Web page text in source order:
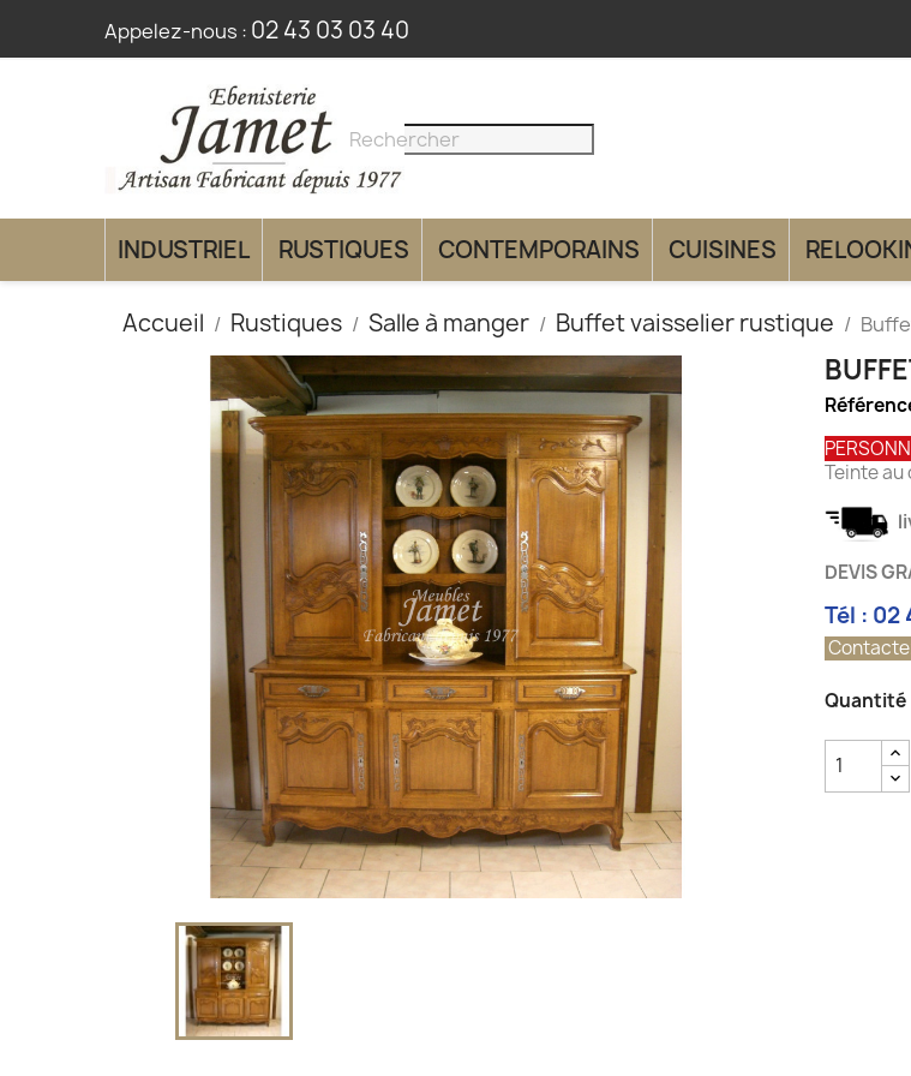
Appelez-nous : 02 43 03 03 40
clear
INDUSTRIEL RUSTIQUES CONTEMPORAINS CUISINES
Accueil Rustiques Salle à manger Buffet vaisselier rustique
Teinte
DEVIS
Tél : 02
Quantité